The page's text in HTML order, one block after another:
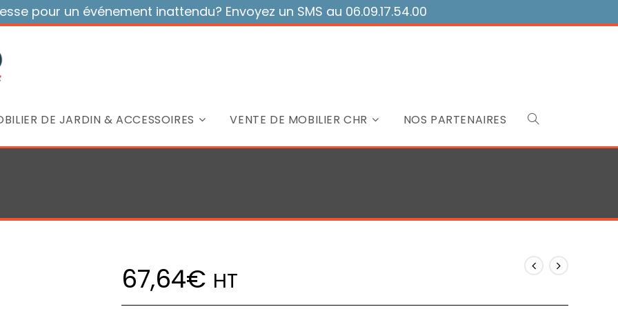
pour un événement inattendu? Envoyez un SMS au 06.09.17.54.00
DE JARDIN & ACCESSOIRES VENTE DE MOBILIER CHR NOS PARTENAIRES Toggle
search
67,64€ HT